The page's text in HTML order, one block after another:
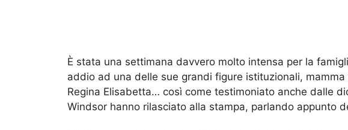
È stata una settimana davvero molto intensa per la
addio ad una delle sue grandi figure istituzionali,
Regina Elisabetta… così come testimoniato anche dalle
Windsor hanno rilasciato alla stampa, parlando appunto